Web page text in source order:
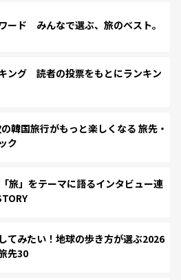
ード みんなで選ぶ、旅のベスト。
ング 読者の投票をもとにランキン
国旅行がもっと楽しくなる 旅先・
ク
旅」をテーマに語るインタビュー連
てみたい！地球の歩き方が選ぶ2026
先30